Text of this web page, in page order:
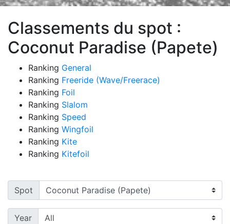
Classements du spot :
Coconut Paradise (Papete)
Ranking General
Ranking Freeride (Wave/Freerace)
Ranking Foil
Ranking Slalom
Ranking Speed
Ranking Wingfoil
Ranking Kite
Ranking Kitefoil
Spot
Year